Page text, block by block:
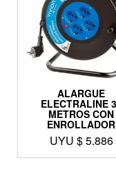
ALARGUE
ELECTRALINE
METROS CON
ENROLLADOR
UYU $5.886